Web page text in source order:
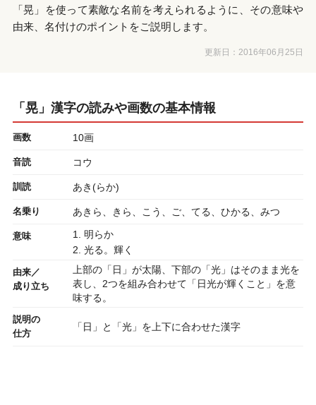
「晃」を使って素敵な名前を考えられるように、その意味や
由来、名付けのポイントをご説明します。
更新日： 2016年06月25日
「晃」漢字の読みや画数の基本情報
画数 10画
音読 コウ
訓読 あき(らか)
名乗り あきら、きら、こう、ご、てる、ひかる、みつ
意味
1. 明らか
2. 光る。輝く
由来／
成り立ち
上部の「日」が太陽、下部の「光」はそのまま光を
表し、2つを組み合わせて「日光が輝くこと」を意
味する。
説明の
仕方
「日」と「光」を上下に合わせた漢字